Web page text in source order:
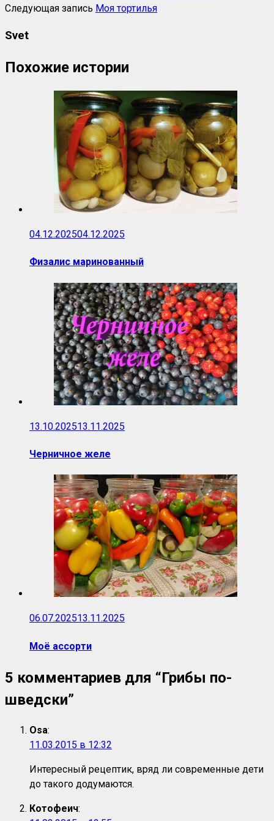
Следующая запись Моя тортилья
Svet
Похожие истории
04.12.202504.12.2025
Физалис маринованный
13.10.202513.11.2025
Черничное желе
06.07.202513.11.2025
Моё ассорти
5 комментариев для “Грибы по-
шведски”
Osa:
11.03.2015 в 12:32
Интересный рецептик, вряд ли современные дети
до такого додумаются.
Котофеич: